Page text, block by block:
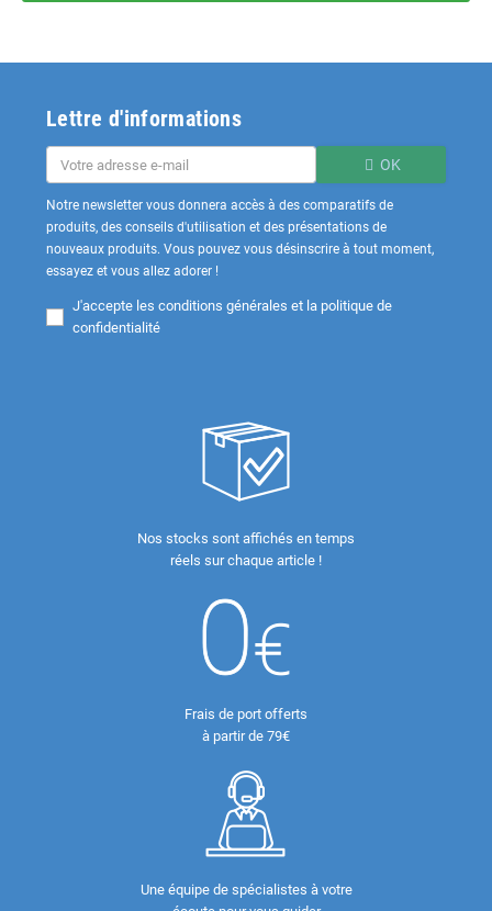
Lettre d'informations
OK
Notre newsletter vous donnera accès à des comparatifs de
produits, des conseils d'utilisation et des présentations de
nouveaux produits. Vous pouvez vous désinscrire à tout moment,
essayez et vous allez adorer !
J'accepte les conditions générales et la politique de
confidentialité
Nos stocks sont affichés en temps
réels sur chaque article !
Frais de port offerts
à partir de 79€
Une équipe de spécialistes à votre